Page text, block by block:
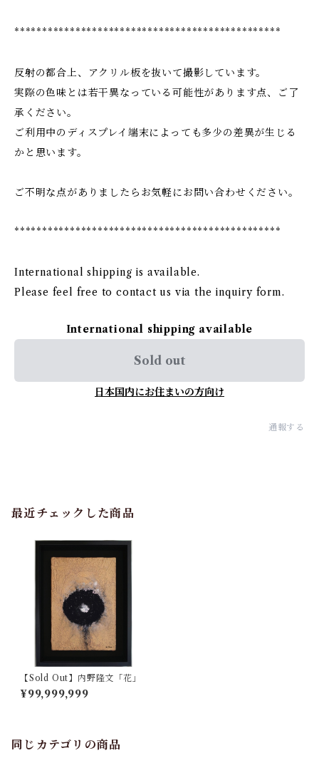
************************************************
反射の都合上、アクリル板を抜いて撮影しています。
実際の色味とは若干異なっている可能性があります点、ご了
承ください。
ご利用中のディスプレイ端末によっても多少の差異が生じる
かと思います。
ご不明な点がありましたらお気軽にお問い合わせください。
************************************************
International shipping is available.
Please feel free to contact us via the inquiry form.
International shipping available
Sold out
日本国内にお住まいの方向け
通報する
最近チェックした商品
【Sold Out】内野隆文「花」
¥99,999,999
同じカテゴリの商品